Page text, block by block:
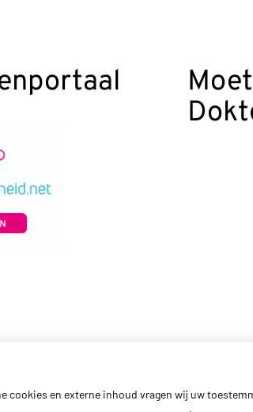
cookies en externe inhoud vragen wij uw